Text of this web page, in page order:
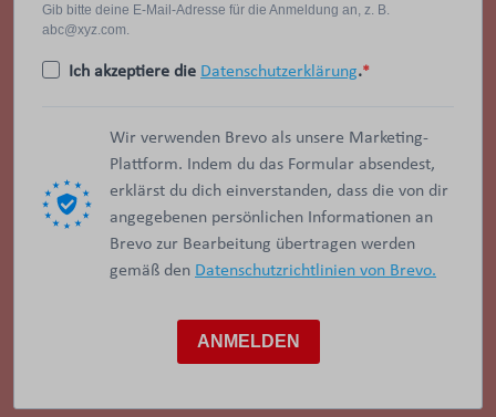
Gib bitte deine E-Mail-Adresse für die Anmeldung an, z. B.
abc@xyz.com.
Ich akzeptiere die Datenschutzerklärung.
Wir verwenden Brevo als unsere Marketing-
Plattform. Indem du das Formular absendest,
erklärst du dich einverstanden, dass die von dir
angegebenen persönlichen Informationen an
Brevo zur Bearbeitung übertragen werden
gemäß den Datenschutzrichtlinien von Brevo.
ANMELDEN